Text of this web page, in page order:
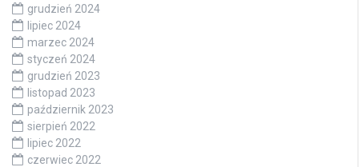
grudzień 2024
lipiec 2024
marzec 2024
styczeń 2024
grudzień 2023
listopad 2023
październik 2023
sierpień 2022
lipiec 2022
czerwiec 2022